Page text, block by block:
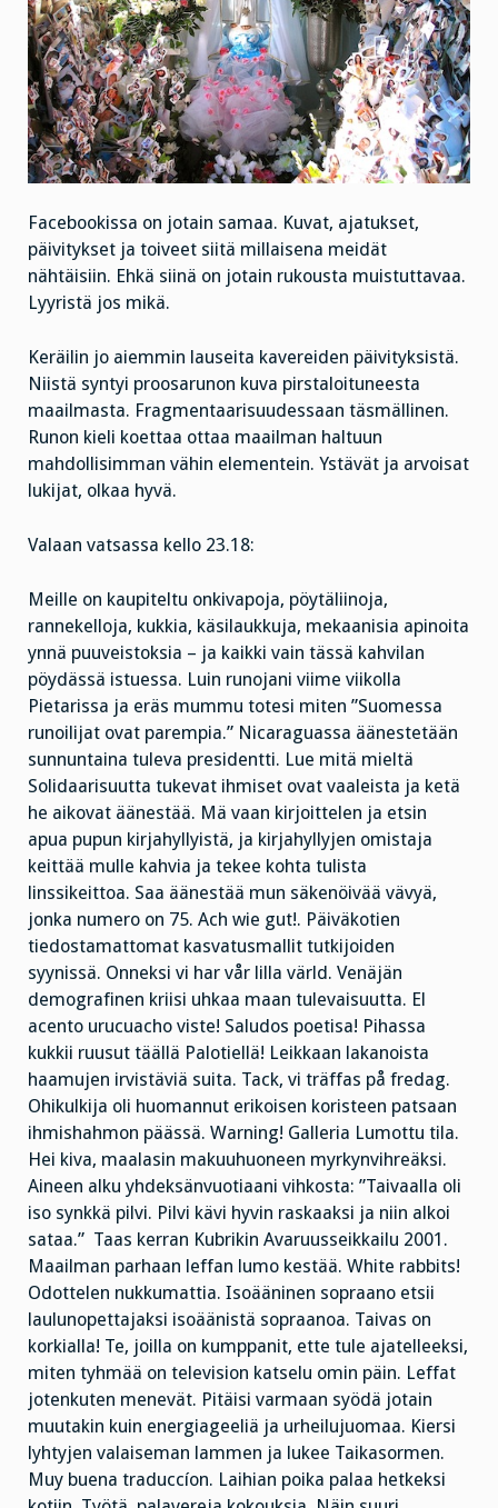
Facebookissa on jotain samaa. Kuvat, ajatukset,
päivitykset ja toiveet siitä millaisena meidät
nähtäisiin. Ehkä siinä on jotain rukousta muistuttavaa.
Lyyristä jos mikä.
Keräilin jo aiemmin lauseita kavereiden päivityksistä.
Niistä syntyi proosarunon kuva pirstaloituneesta
maailmasta. Fragmentaarisuudessaan täsmällinen.
Runon kieli koettaa ottaa maailman haltuun
mahdollisimman vähin elementein. Ystävät ja arvoisat
lukijat, olkaa hyvä.
Valaan vatsassa kello 23.18:
Meille on kaupiteltu onkivapoja, pöytäliinoja,
rannekelloja, kukkia, käsilaukkuja, mekaanisia apinoita
ynnä puuveistoksia – ja kaikki vain tässä kahvilan
pöydässä istuessa. Luin runojani viime viikolla
Pietarissa ja eräs mummu totesi miten ”Suomessa
runoilijat ovat parempia.” Nicaraguassa äänestetään
sunnuntaina tuleva presidentti. Lue mitä mieltä
Solidaarisuutta tukevat ihmiset ovat vaaleista ja ketä
he aikovat äänestää. Mä vaan kirjoittelen ja etsin
apua pupun kirjahyllyistä, ja kirjahyllyjen omistaja
keittää mulle kahvia ja tekee kohta tulista
linssikeittoa. Saa äänestää mun säkenöivää vävyä,
jonka numero on 75. Ach wie gut!. Päiväkotien
tiedostamattomat kasvatusmallit tutkijoiden
syynissä. Onneksi vi har vår lilla värld. Venäjän
demografinen kriisi uhkaa maan tulevaisuutta. El
acento urucuacho viste! Saludos poetisa! Pihassa
kukkii ruusut täällä Palotiellä! Leikkaan lakanoista
haamujen irvistäviä suita. Tack, vi träffas på fredag.
Ohikulkija oli huomannut erikoisen koristeen patsaan
ihmishahmon päässä. Warning! Galleria Lumottu tila.
Hei kiva, maalasin makuuhuoneen myrkynvihreäksi.
Aineen alku yhdeksänvuotiaani vihkosta: ”Taivaalla oli
iso synkkä pilvi. Pilvi kävi hyvin raskaaksi ja niin alkoi
sataa.” Taas kerran Kubrikin Avaruusseikkailu 2001.
Maailman parhaan leffan lumo kestää. White rabbits!
Odottelen nukkumattia. Isoääninen sopraano etsii
laulunopettajaksi isoäänistä sopraanoa. Taivas on
korkialla! Te, joilla on kumppanit, ette tule ajatelleeksi,
miten tyhmää on television katselu omin päin. Leffat
jotenkuten menevät. Pitäisi varmaan syödä jotain
muutakin kuin energiageeliä ja urheilujuomaa. Kiersi
lyhtyjen valaiseman lammen ja lukee Taikasormen.
Muy buena traduccíon. Laihian poika palaa hetkeksi